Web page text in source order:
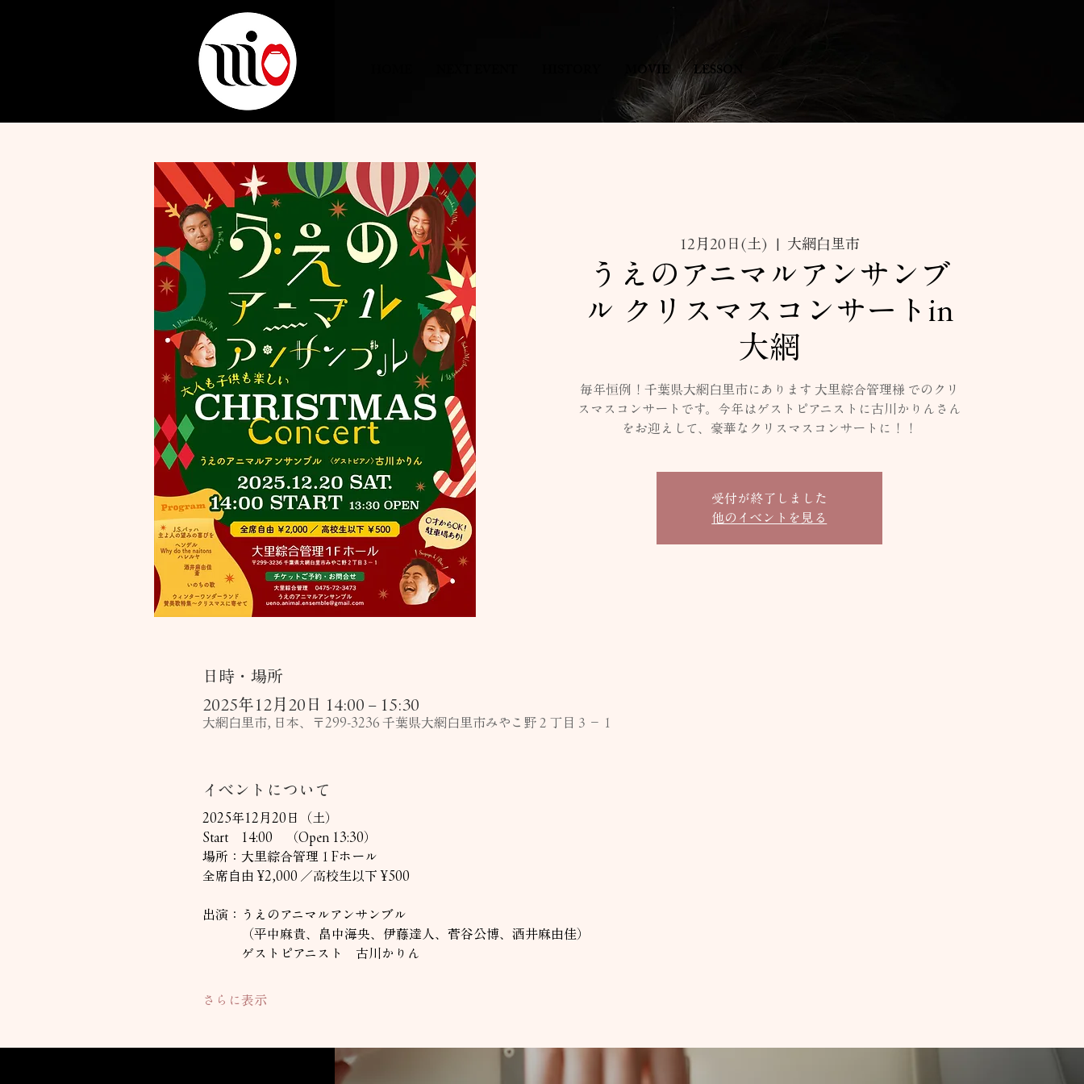
MOVIE LESSON
12月20日(土)
  |
大網白里市
うえのアニマルアンサンブ
ル クリスマスコンサートin
大網
毎年恒例！千葉県大網白里市にあります 大里綜合管理様 でのクリ
スマスコンサートです。今年はゲストピアニストに古川かりんさん
をお迎えして、豪華なクリスマスコンサートに！！
受付が終了しました
他のイベントを見る
日時・場所
2025年12月20日 14:00 – 15:30
大網白里市, 日本、〒299-3236 千葉県大網白里市みやこ野２丁目３−１
イベントについて
2025年12月20日（土）
Start　14:00　（Open 13:30）
場所：大里綜合管理１Fホール
全席自由 ¥2,000 ／高校生以下 ¥500
出演：うえのアニマルアンサンブル
（平中麻貴、畠中海央、伊藤達人、菅谷公博、酒井麻由佳）
ゲストピアニスト　古川かりん
さらに表示